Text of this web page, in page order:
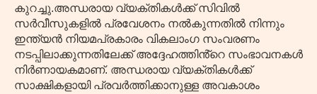
കുറച്ചു.അന്ധരായ വ്യക്തികൾക്ക് സിവിൽ
സർവീസുകളിൽ പ്രവേശനം നൽകുന്നതിൽ നിന്നും
ഇന്ത്യൻ നിയമപ്രകാരം വികലാംഗ സംവരണം
നടപ്പിലാക്കുന്നതിലേക്ക് അദ്ദേഹത്തിൻ്റെ സംഭാവനകൾ
നിർണായകമാണ്. അന്ധരായ വ്യക്തികൾക്ക്
സാക്ഷികളായി പ്രവർത്തിക്കാനുള്ള അവകാശം